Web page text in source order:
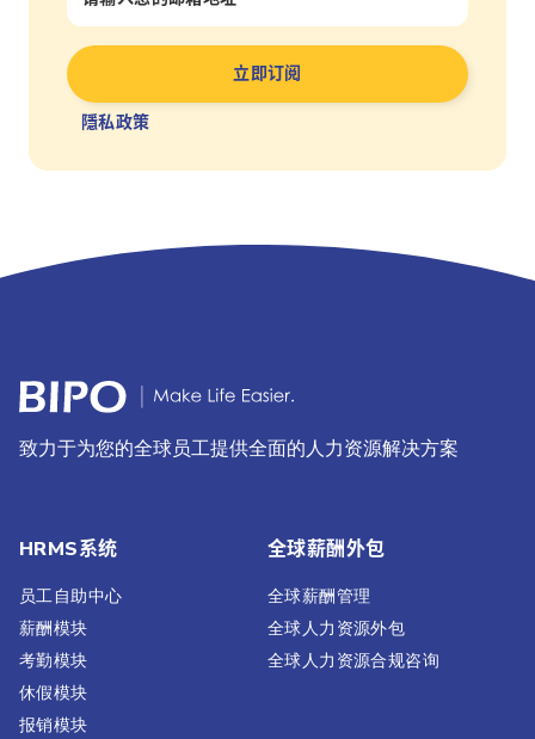
隱私政策
致力于为您的全球员工提供全面的人力资源解决方案
HRMS系统
员工自助中心
薪酬模块
考勤模块
休假模块
报销模块
全球薪酬外包
全球薪酬管理
全球人力资源外包
全球人力资源合规咨询